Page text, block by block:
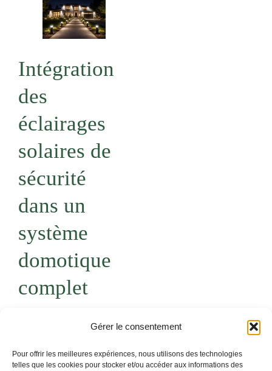
Gérer le consentement
Pour offrir les meilleures expériences, nous utilisons des technologies
telles que les cookies pour stocker et/ou accéder aux informations des
Intégration
des
éclairages
solaires de
sécurité
dans un
système
domotique
complet
a rendu possible